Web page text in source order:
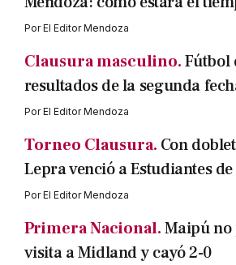
PorEl Editor Mendoza
Clausura masculino.Fútbol
resultados de la segunda
PorEl Editor Mendoza
Torneo Clausura. Con
Lepra venció a Estudiantes
PorEl Editor Mendoza
Primera Nacional.Maipú no
visita a Midland y cayó 2-0